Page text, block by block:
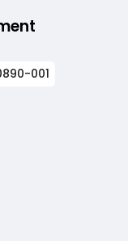
001